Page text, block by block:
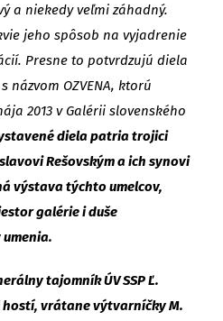
a niekedy veľmi záhadný.
jeho spôsob na vyjadrenie
Presne to potvrdzujú diela
názvom OZVENA, ktorú
2013 v Galérii slovenského
diela patria trojici
Rešovským a ich synovi
výstava týchto umelcov,
galérie i duše
tajomník ÚV SSP Ľ.
vrátane výtvarníčky M.